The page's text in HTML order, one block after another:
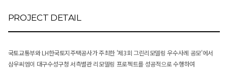
PROJECT DETAIL
국토교통부와 LH한국토지주택공사가 주최한 '제3회 그린리모델링 우수사례 공모'에서
삼우씨엠이 대구수성구청 서측별관 리모델링 프로젝트를 성공적으로 수행하여